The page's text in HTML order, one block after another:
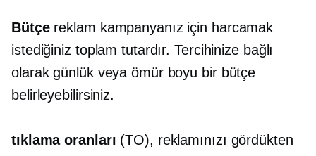
Bütçereklam kampanyanız için harcamak
istediğiniz toplam tutardır. Tercihinize bağlı
olarak günlük veya ömür boyu bir bütçe
belirleyebilirsiniz.
tıklamaoranları (TO), reklamınızı gördükten